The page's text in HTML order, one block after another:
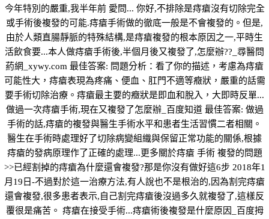
今年特別的嚴重,我半年前 愛問... 你好,不排除是痔瘡沒有切除完全
或手術後複發的可能.痔瘡手術做的徹底一般是不會複發的。但是,
由於人類直腸靜脈的特殊結構,是痔瘡複發的根本原因之一,平時生
活飲食要...本人做痔瘡手術後,半個月後又複發了,怎麼辦??_尋醫問
葯網_xywy.com 最佳答案: 問題分析：看了你的描述，考慮為痔瘡
可能性大，痔瘡表現為疼痛、便血、肛門不適等癥狀，嚴重的話需
要手術切除治療。痔瘡最主要的癥狀是即血和脫入，大即時反單...
做過一次痔瘡手術,現在又複發了怎麼辦_百度知道 最佳答案: 做過
手術的話,痔瘡的複發與醫生手術水平和患者生活習慣二者相關。
醫生在手術時處理好了切除病變組織與保留正常功能的關係,根據
痔瘡的發病原理作了正確的處理...更多關於痔瘡 手術 複發的問題
>>已經割掉的痔瘡為什麼還會複發?那是你沒有做好這6步 2018年1
月19日-不過對於這一治療方法,有人說也不是根治的,因為割完痔瘡
還會複發,很多患者表示,自己割完痔瘡後沒過多久就複發了,這樣反
覆很是痛苦。 痔瘡在接受手術...痔瘡術後複發是什麼原因_百度拇